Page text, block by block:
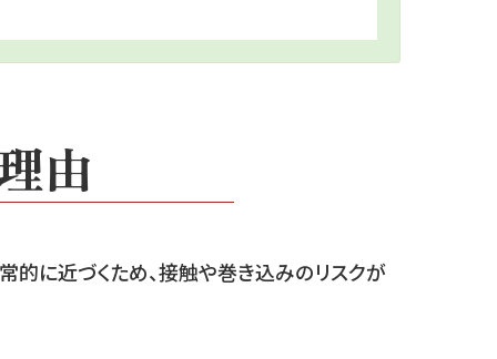
由
的に近づくため、接触や巻き込みのリスクが